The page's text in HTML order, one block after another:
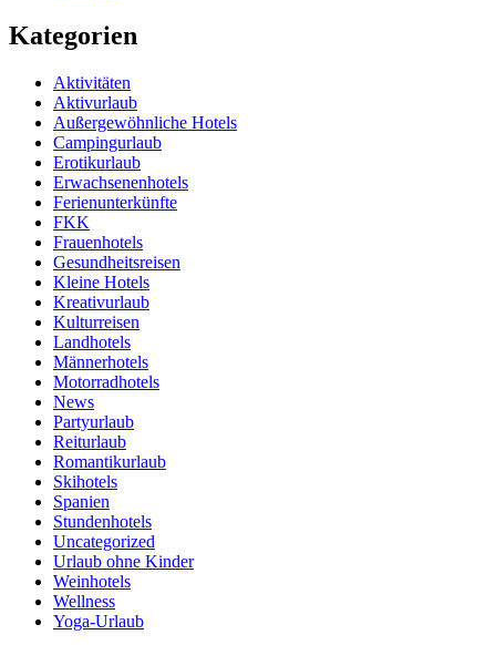
Kategorien
Aktivitäten
Aktivurlaub
Außergewöhnliche Hotels
Campingurlaub
Erotikurlaub
Erwachsenenhotels
Ferienunterkünfte
FKK
Frauenhotels
Gesundheitsreisen
Kleine Hotels
Kreativurlaub
Kulturreisen
Landhotels
Männerhotels
Motorradhotels
News
Partyurlaub
Reiturlaub
Romantikurlaub
Skihotels
Spanien
Stundenhotels
Uncategorized
Urlaub ohne Kinder
Weinhotels
Wellness
Yoga-Urlaub